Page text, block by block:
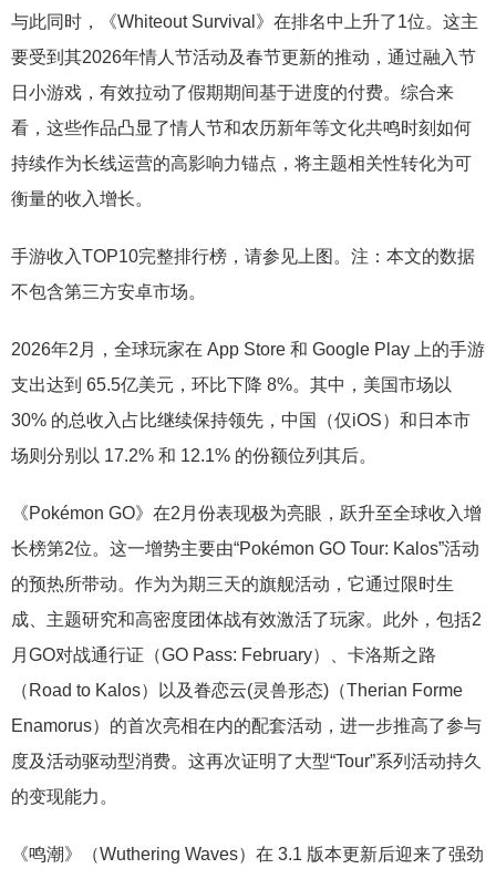
与此同时，《Whiteout Survival》在排名中上升了1位。这主
要受到其2026年情人节活动及春节更新的推动，通过融入节
日小游戏，有效拉动了假期期间基于进度的付费。综合来
看，这些作品凸显了情人节和农历新年等文化共鸣时刻如何
持续作为长线运营的高影响力锚点，将主题相关性转化为可
衡量的收入增长。
手游收入TOP10完整排行榜，请参见上图。注：本文的数据
不包含第三方安卓市场。
2026年2月，全球玩家在 App Store 和 Google Play 上的手游
支出达到 65.5亿美元，环比下降 8%。其中，美国市场以
30% 的总收入占比继续保持领先，中国（仅iOS）和日本市
场则分别以 17.2% 和 12.1% 的份额位列其后。
《Pokémon GO》在2月份表现极为亮眼，跃升至全球收入增
长榜第2位。这一增势主要由“Pokémon GO Tour: Kalos”活动
的预热所带动。作为为期三天的旗舰活动，它通过限时生
成、主题研究和高密度团体战有效激活了玩家。此外，包括2
月GO对战通行证（GO Pass: February）、卡洛斯之路
（Road to Kalos）以及眷恋云(灵兽形态)（Therian Forme
Enamorus）的首次亮相在内的配套活动，进一步推高了参与
度及活动驱动型消费。这再次证明了大型“Tour”系列活动持久
的变现能力。
《鸣潮》（Wuthering Waves）在 3.1 版本更新后迎来了强劲